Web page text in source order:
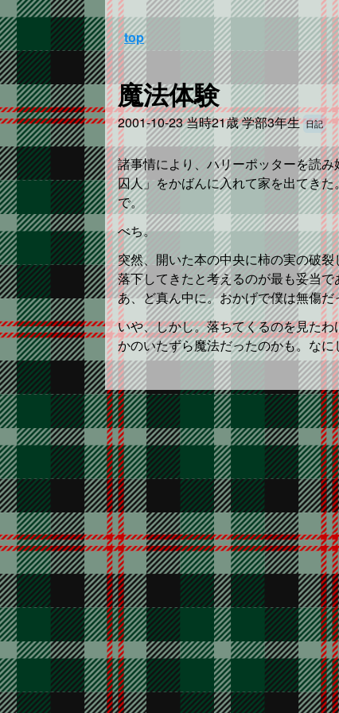
top
魔法体験
2001-10-23当時21歳 学部3年生 日記
諸事情により、ハリーポッターを読
囚人」をかばんに入れて家を出てき
で。
べち。
突然、開いた本の中央に柿の実の破
落下してきたと考えるのが最も妥当
あ、ど真ん中に。おかげで僕は無傷だ
いや、しかし。落ちてくるのを見た
かのいたずら魔法だったのかも。な